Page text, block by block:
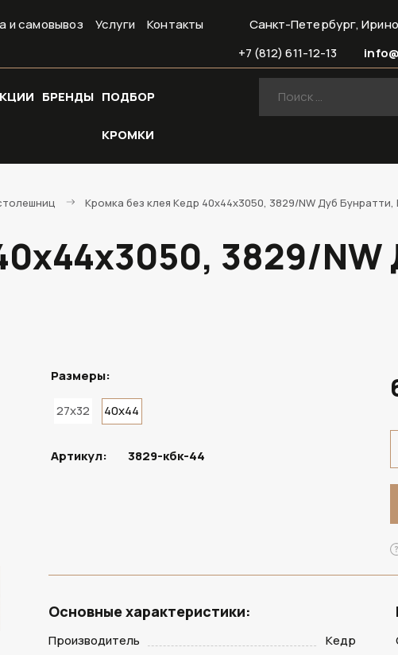
и самовывоз Услуги Контакты
Санкт-Петербург,
+7 (812) 611-12-13
БРЕНДЫ ПОДБОР
КРОМКИ
Кромка без клея Кедр 40х44х3050, 3829/NW Дуб Бунратти,
3829/NW
ПОД ЗАКАЗ
Размеры:
27x32 40x44
Артикул: 3829-кбк-44
Основные характеристики:
Производитель
Кедр